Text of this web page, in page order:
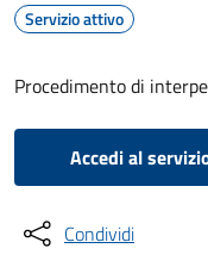
Servizio attivo
Procedimento di
Accedi al
Condividi